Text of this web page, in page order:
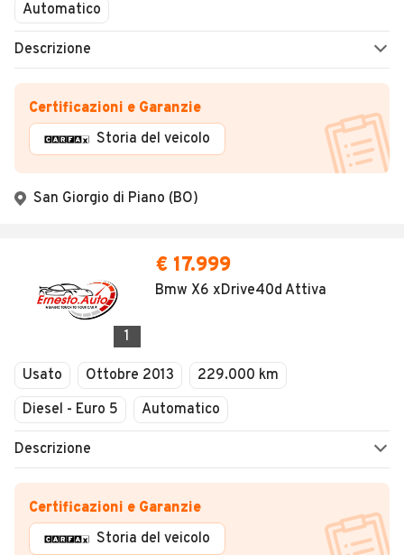
Automatico
Descrizione
Certificazioni e Garanzie
Storia del veicolo
San Giorgio di Piano (BO)
1
€ 17.999
Bmw X6 xDrive40d Attiva
Usato Ottobre 2013
229.000 km
Diesel - Euro 5
Automatico
Descrizione
Certificazioni e Garanzie
Storia del veicolo